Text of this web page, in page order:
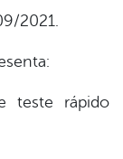
2021.
teste rápido